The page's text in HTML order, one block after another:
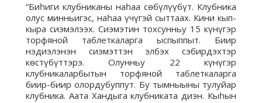
“Биһиги клубниканы наһаа сөбүлүүбүт. Клубника
олус минньигэс, наһаа үчүгэй сыттаах. Кини кып-
кыра сиэмэлээх. Сиэмэтин тохсунньу 15 күнүгэр
торфяной таблеткаларга ыспыппыт. Биир
нэдиэлэнэн сиэмэттэн элбэх сэбирдэхтэр
көстүбүттэрэ. Олунньу 22 күнүгэр
клубникаларбытын торфяной таблеткаларга
биир-биир олордубуппут. Бу тымныыны тулуйар
клубника. Аата Хандыга клубниката диэн. Кыһын